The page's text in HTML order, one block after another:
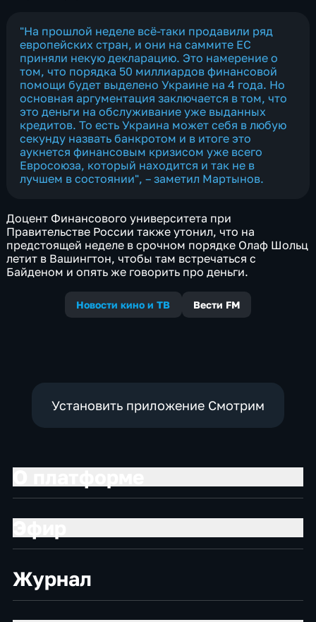
"На прошлой неделе всё-таки продавили ряд
европейских стран, и они на саммите ЕС
приняли некую декларацию. Это намерение о
том, что порядка 50 миллиардов финансовой
помощи будет выделено Украине на 4 года. Но
основная аргументация заключается в том, что
это деньги на обслуживание уже выданных
кредитов. То есть Украина может себя в любую
секунду назвать банкротом и в итоге это
аукнется финансовым кризисом уже всего
Евросоюза, который находится и так не в
лучшем в состоянии", – заметил Мартынов.
Доцент Финансового университета при
Правительстве России также утонил, что на
предстоящей неделе в срочном порядке Олаф Шольц
летит в Вашингтон, чтобы там встречаться с
Байденом и опять же говорить про деньги.
Новости кино и ТВ Вести FM
Установить приложение Смотрим
Журнал